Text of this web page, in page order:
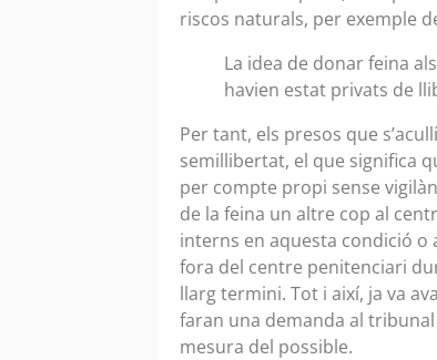
riscos naturals, per exemple
La idea de donar feina
havien estat privats de
Per tant, els presos que
semillibertat, el que significa
per compte propi sense
de la feina un altre cop al
interns en aquesta condició
fora del centre penitenciari
llarg termini. Tot i així, ja va
faran una demanda al
mesura del possible.